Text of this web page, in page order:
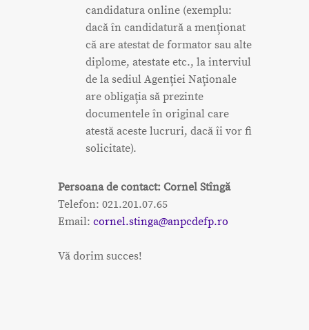
candidatura online (exemplu:
dacă în candidatură a menţionat
că are atestat de formator sau alte
diplome, atestate etc., la interviul
de la sediul Agenţiei Naţionale
are obligaţia să prezinte
documentele în original care
atestă aceste lucruri, dacă îi vor fi
solicitate).
Persoana de contact: Cornel Stîngă
Telefon: 021.201.07.65
Email: cornel.stinga@anpcdefp.ro
Vă dorim succes!